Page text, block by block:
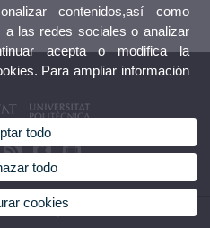
46100 Burjassot. Teléfono: 963 54 32 10
contenidos,así como
a las redes sociales o analizar
acepta o modifica la
Para ampliar información
todo
todo
cookies